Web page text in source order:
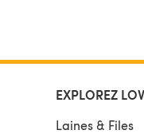
EXPLOREZ
Laines & Files